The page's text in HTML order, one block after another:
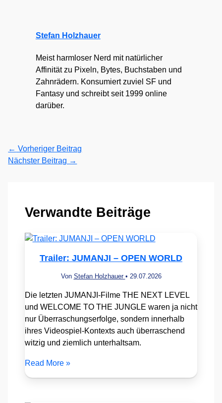
Stefan Holzhauer
Meist harmloser Nerd mit natürlicher
Affinität zu Pixeln, Bytes, Buchstaben und
Zahnrädern. Konsumiert zuviel SF und
Fantasy und schreibt seit 1999 online
darüber.
← Vorheriger Beitrag
Nächster Beitrag →
Verwandte Beiträge
Trailer: JUMANJI – OPEN WORLD
Von Stefan Holzhauer • 29.07.2026
Die letzten JUMANJI-Filme THE NEXT LEVEL
und WELCOME TO THE JUNGLE waren ja nicht
nur Überraschungserfolge, sondern innerhalb
ihres Videospiel-Kontexts auch überraschend
witzig und ziemlich unterhaltsam.
Read More »